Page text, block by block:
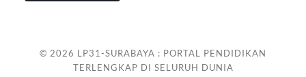
© 2026 LP31-SURABAYA : PORTAL PENDIDIKAN
TERLENGKAP DI SELURUH DUNIA